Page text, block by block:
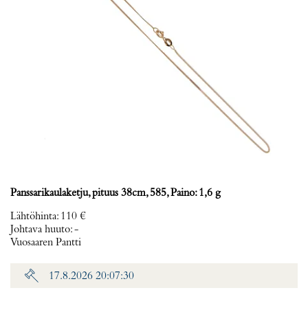
Panssarikaulaketju, pituus 38cm, 585, Paino: 1,6 g
Lähtöhinta: 110 €
Johtava huuto:-
Vuosaaren Pantti
17.8.2026 20:07:30